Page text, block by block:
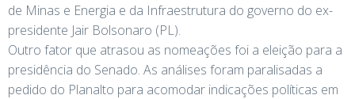
de Minas e Energia e da Infraestrutura do governo do ex-
presidente Jair Bolsonaro (PL).
Outro fator que atrasou as nomeações foi a eleição para a
presidência do Senado. As análises foram paralisadas a
pedido do Planalto para acomodar indicações políticas em